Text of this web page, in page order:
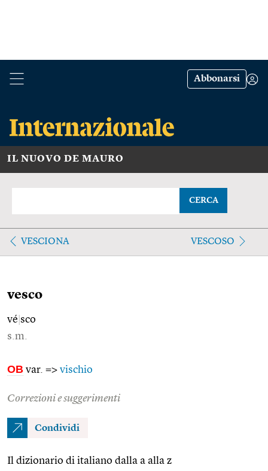
Abbonarsi
IL NUOVO DE MAURO
CERCA
VESCIONA VESCOSO
vesco
vé sco
s.m.
OB var. => vischio
Correzioni e suggerimenti
Condividi
Il dizionario di italiano dalla a alla z